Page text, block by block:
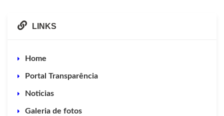
LINKS
Home
Portal Transparência
Noticias
Galeria de fotos